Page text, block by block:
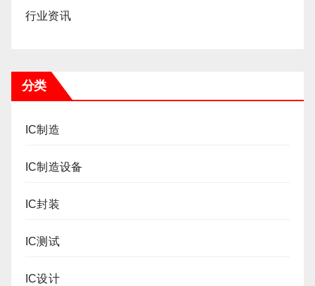
行业资讯
分类
IC制造
IC制造设备
IC封装
IC测试
IC设计